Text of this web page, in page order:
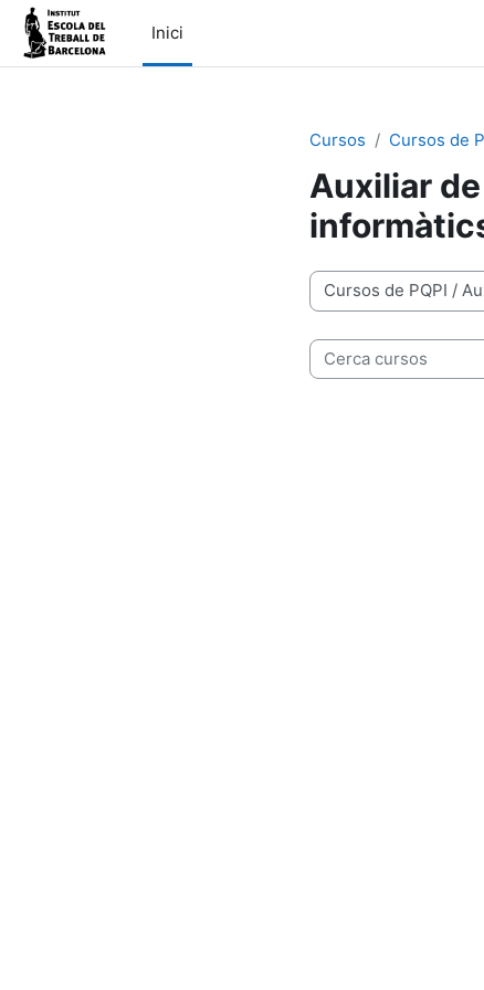
Ves al contingut principal
Inici
Cursos Cursos de
Auxiliar
Categories de cursos
Cerca cursos